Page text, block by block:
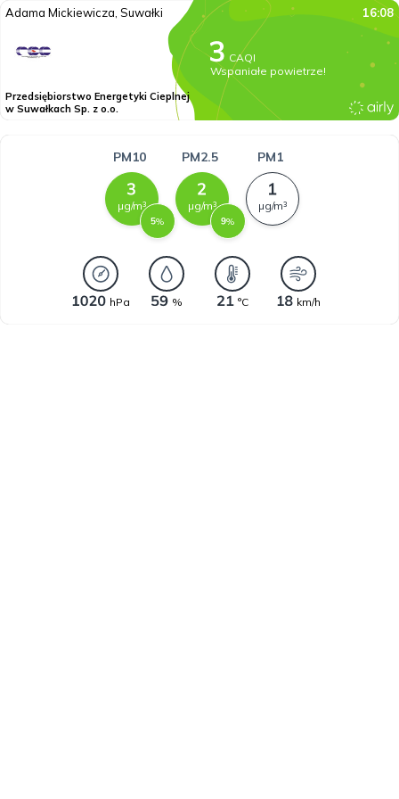
Adama Mickiewicza, Suwałki 16:08
CAQI
Wspaniałe powietrze!
Przedsiębiorstwo Energetyki Cieplnej
w Suwałkach Sp. z o.o.
PM10
µg/m³
%
PM2.5
µg/m³
%
PM1
µg/m³
hPa % °C km/h